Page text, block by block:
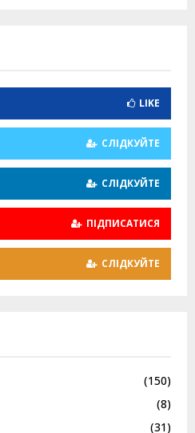
LIKE
СЛІДКУЙТЕ
СЛІДКУЙТЕ
ПІДПИСАТИСЯ
СЛІДКУЙТЕ
(150)
(8)
(31)